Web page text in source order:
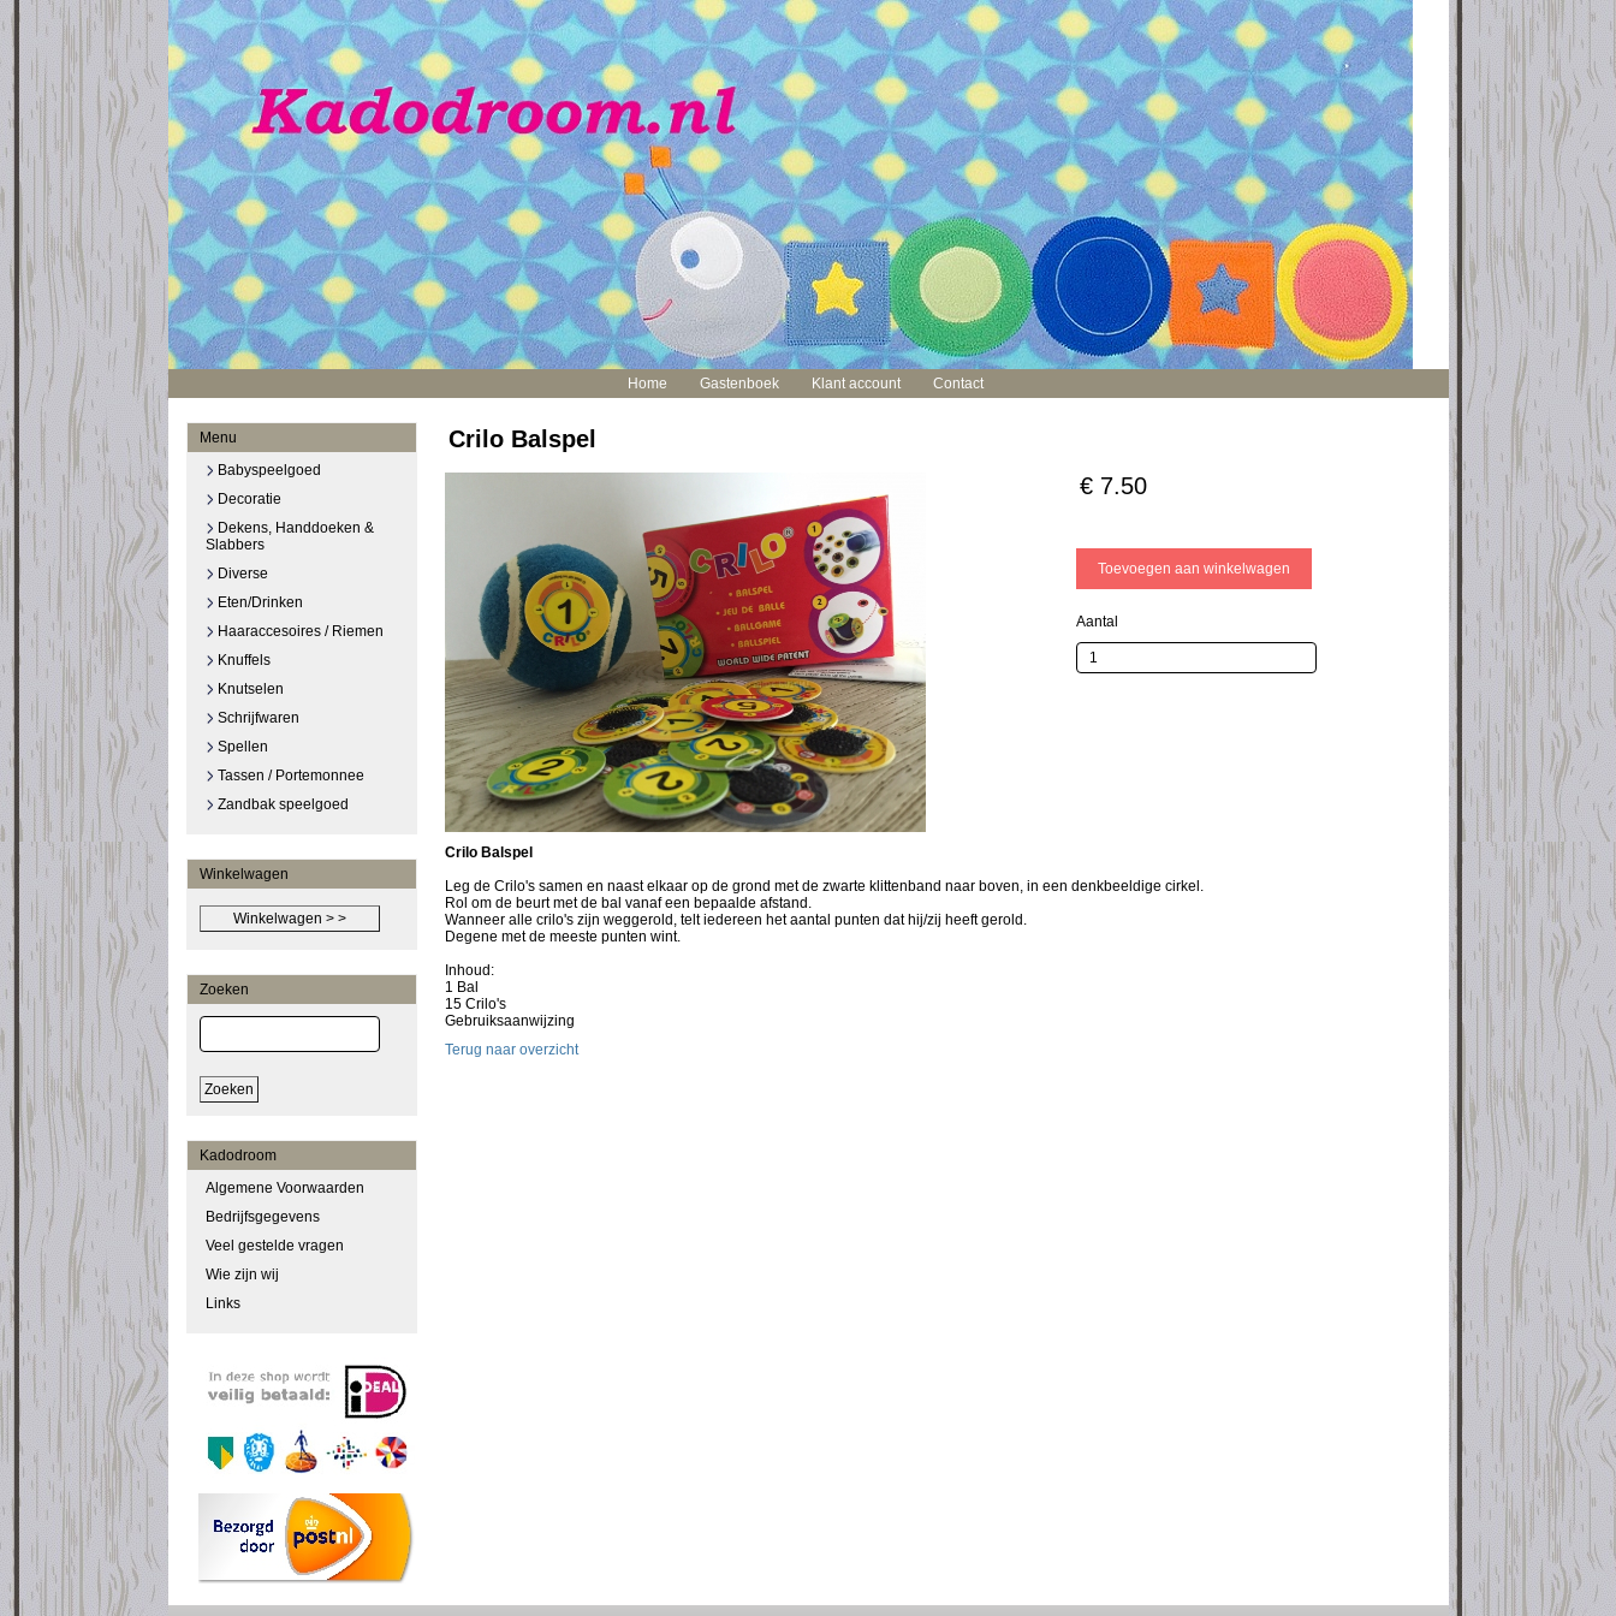
Home Gastenboek Klant account Contact
Menu
Babyspeelgoed
Decoratie
Dekens, Handdoeken &
Slabbers
Diverse
Eten/Drinken
Haaraccesoires / Riemen
Knuffels
Knutselen
Schrijfwaren
Spellen
Tassen / Portemonnee
Zandbak speelgoed
Winkelwagen
Zoeken
Kadodroom
Algemene Voorwaarden
Bedrijfsgegevens
Veel gestelde vragen
Wie zijn wij
Links
Crilo Balspel
€ 7.50
Aantal
Crilo Balspel
Leg de Crilo's samen en naast elkaar op de grond met de zwarte klittenband naar boven, in een denkbeeldige cirkel.
Rol om de beurt met de bal vanaf een bepaalde afstand.
Wanneer alle crilo's zijn weggerold, telt iedereen het aantal punten dat hij/zij heeft gerold.
Degene met de meeste punten wint.
Inhoud:
1 Bal
15 Crilo's
Gebruiksaanwijzing
Terug naar overzicht